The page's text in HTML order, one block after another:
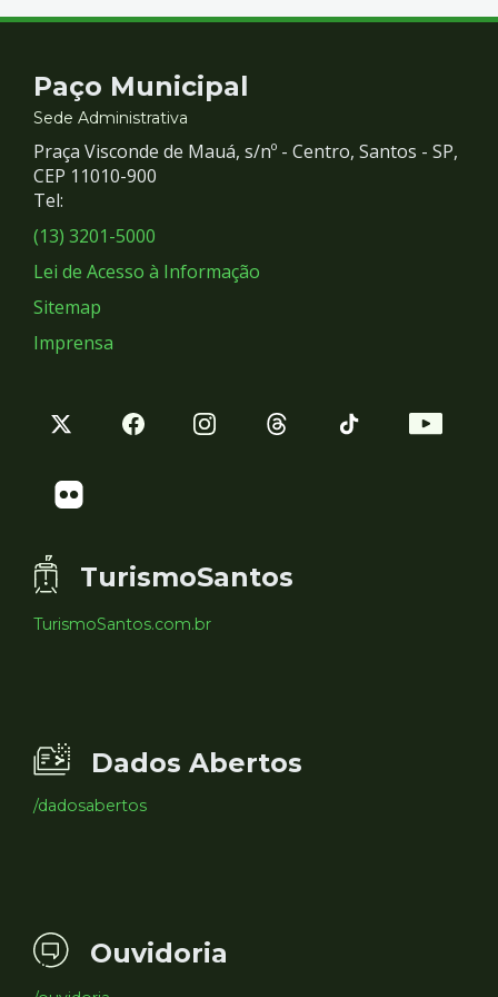
Contato
e
Redes
Sociais
Paço Municipal
Sede Administrativa
Praça Visconde de Mauá, s/nº - Centro, Santos - SP,
CEP 11010-900
Tel:
(13) 3201-5000
Lei de Acesso à Informação
Sitemap
Imprensa
TurismoSantos
TurismoSantos.com.br
Dados Abertos
/dadosabertos
Ouvidoria